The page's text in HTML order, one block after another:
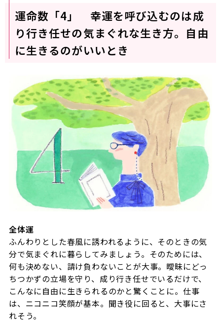
運命数「4」 幸運を呼び込むのは成
り行き任せの気まぐれな生き方。自由
に生きるのがいいとき
全体運
ふんわりとした春風に誘われるように、そのときの気
分で気まぐれに暮らしてみましょう。そのためには、
何も決めない、請け負わないことが大事。曖昧にどっ
ちつかずの立場を守り、成り行き任せでいるだけで、
こんなに自由に生きられるのかと驚くことに。仕事
は、ニコニコ笑顔が基本。聞き役に回ると、大事にさ
れそう。